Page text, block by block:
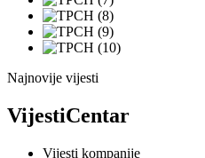
Najnovije vijesti
VijestiCentar
Vijesti kompanije